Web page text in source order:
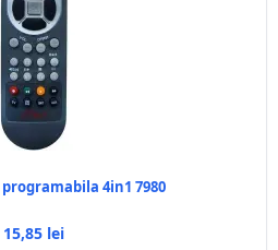
4in1 7980
15,85 lei